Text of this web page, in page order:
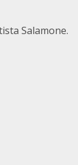
Salamone.